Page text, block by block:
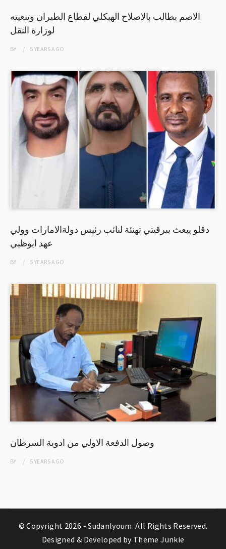
الاصم يطالب بالاصلاح الهيكلي لقطاع الطيران وتبعيته
لوزارة النقل
BY 5 YEARSAGO
دقلو يبعث ببرقيتي تهنئة لنائب رئيس دولةالامارات وولي
عهد ابوظبي
BY 5 YEARSAGO
وصول الدفعة الاولي من ادوية السرطان
BY 5 YEARSAGO
© Copyright 2026 -Sudanlyoum. All Rights Reserved.
Designed & Developed by Theme Junkie